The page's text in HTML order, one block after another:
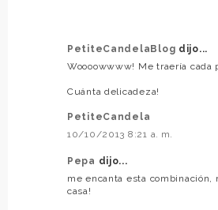
PetiteCandelaBlog dijo...
Woooowwww! Me traería cada
Cuánta delicadeza!
PetiteCandela
10/10/2013 8:21 a. m.
Pepa dijo...
me encanta esta combinación,
casa!